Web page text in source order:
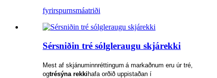
fyrirspurnsmáatriði
Sérsniðin tré sólgleraugu skjárekki
Mest af skjánuminnréttingum á markaðnum eru úr tré,
ogtrésýna rekkihafa orðið uppistaðan í